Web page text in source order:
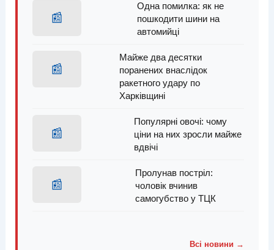
📰
Одна помилка: як не
пошкодити шини на
автомийці
📰
Майже два десятки
поранених внаслідок
ракетного удару по
Харківщині
📰
Популярні овочі: чому
ціни на них зросли майже
вдвічі
📰
Пролунав постріл:
чоловік вчинив
самогубство у ТЦК
Всі новини →